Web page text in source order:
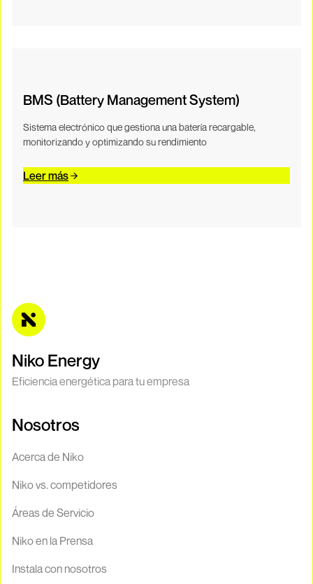
BMS (Battery Management System)
Sistema electrónico que gestiona una batería recargable,
monitorizando y optimizando su rendimiento
Leer más
Niko Energy
Eficiencia energética para tu empresa
Nosotros
Acerca de Niko
Niko vs. competidores
Áreas de Servicio
Niko en la Prensa
Instala con nosotros